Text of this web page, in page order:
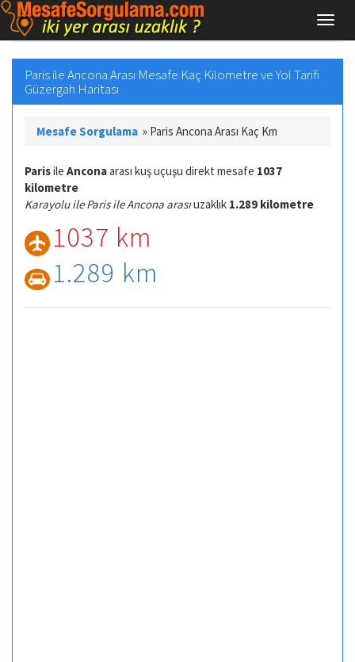
Paris ile Ancona Arası Mesafe Kaç Kilometre ve Yol Tarifi
Güzergah Haritası
Mesafe Sorgulama » Paris Ancona Arası Kaç Km
Parisile Anconaarası kuş uçuşu direkt mesafe 1037
kilometre
Karayolu ile Paris ile Ancona arasıuzaklık 1.289 kilometre
1037 km
1.289 km